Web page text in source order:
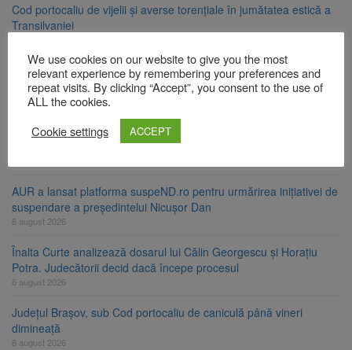
Cod portocaliu de vijelii și averse torențiale în jumătatea estică a
Transilvaniei
Bărbat din Victoria, reținut după ce și-ar fi agresat soția de două
ori în câteva zile
6 august 2026
Urmele atelajului i-au condus pe polițiști la cioate. Bărbat prins în
AUR a lansat platforma suspeND.ro pentru urmărirea inițiativei de
suspendare a președintelui Nicușor Dan
6 august 2026
Înalta Curte analizează dosarul lui Călin Georgescu și Horațiu
Potra. Judecătorii decid dacă începe procesul
6 august 2026
Județul Brașov, sub Cod portocaliu de caniculă până vineri
dimineață
6 august 2026
We use cookies on our website to give you the most
relevant experience by remembering your preferences and
repeat visits. By clicking “Accept”, you consent to the use of
ALL the cookies.
Cookie settings
ACCEPT